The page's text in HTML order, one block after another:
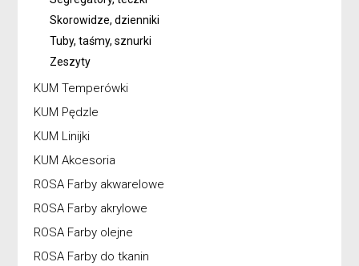
Skorowidze, dzienniki
Tuby, taśmy, sznurki
Zeszyty
KUM Temperówki
KUM Pędzle
KUM Linijki
KUM Akcesoria
ROSA Farby akwarelowe
ROSA Farby akrylowe
ROSA Farby olejne
ROSA Farby do tkanin